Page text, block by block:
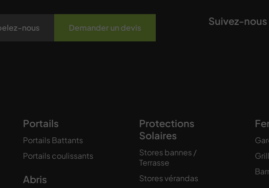
nous Demander un devis
Suivez-nous
Portails
Portails Battants
Portails coulissants
Abris
Protections
Solaires
Stores bannes /
Terrasse
Stores vérandas